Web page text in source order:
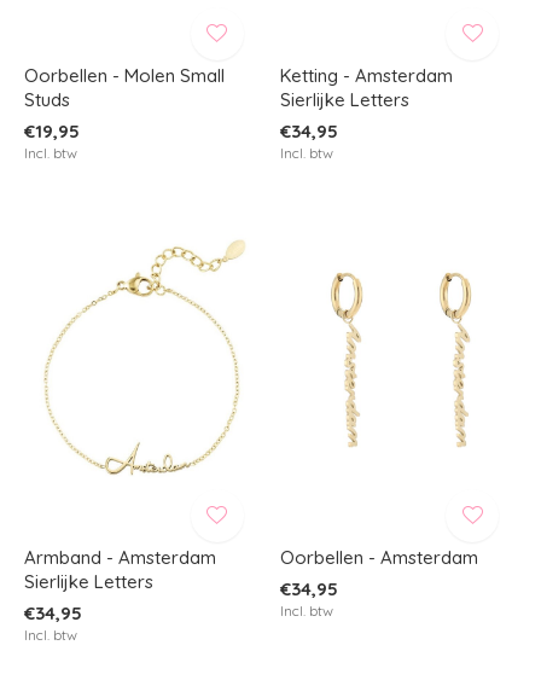
Oorbellen - Molen Small
Studs
€19,95
Incl. btw
Ketting - Amsterdam
Sierlijke Letters
€34,95
Incl. btw
Armband - Amsterdam
Sierlijke Letters
€34,95
Incl. btw
Oorbellen - Amsterdam
€34,95
Incl. btw